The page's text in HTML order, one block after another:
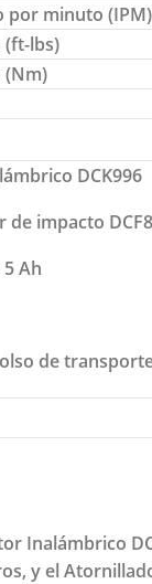
por minuto (IPM)
(ft-lbs)
(Nm)
DCK996
impacto
Ah
de
Inalámbrico
y el